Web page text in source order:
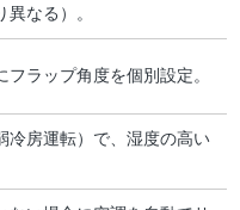
なる）。
フラップ角度を個別設定。
冷房運転）で、湿度の高い